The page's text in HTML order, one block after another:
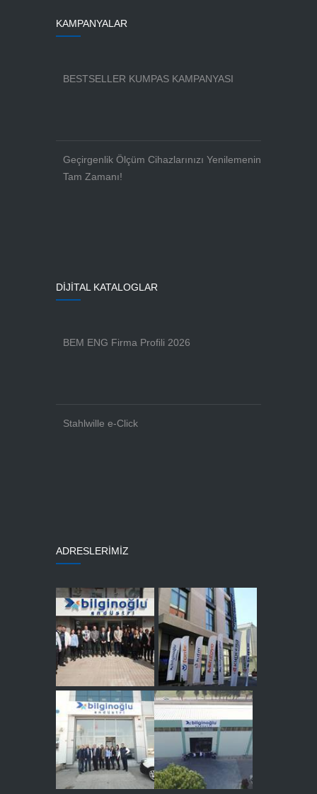
KAMPANYALAR
BESTSELLER KUMPAS KAMPANYASI
Geçirgenlik Ölçüm Cihazlarınızı Yenilemenin
Tam Zamanı!
DİJİTAL KATALOGLAR
BEM ENG Firma Profili 2026
Stahlwille e-Click
ADRESLERİMİZ